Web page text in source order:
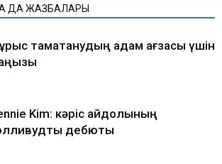
ДА ЖАЗБАЛАРЫ
тамақтанудың адам ағзасы үшін
Kim: кәріс айдолының
дебюты